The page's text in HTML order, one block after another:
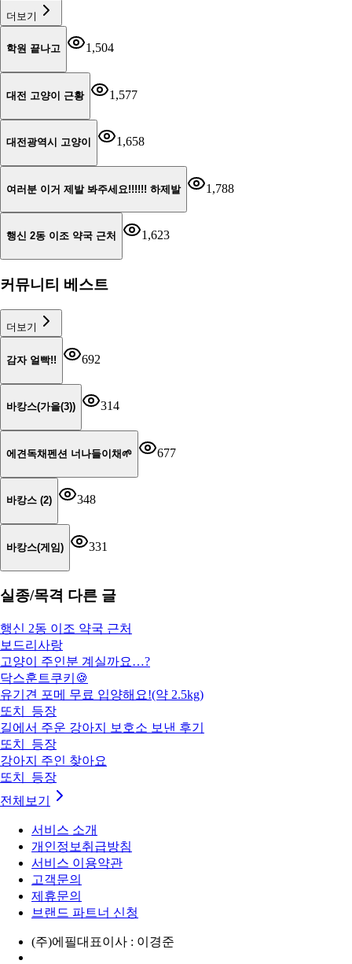
더보기
학원 끝나고 1,504
대전 고양이 근황 1,577
대전광역시 고양이 1,658
여러분 이거 제발 봐주세요!!!!!! 하제발 1,788
행신 2동 이조 약국 근처 1,623
커뮤니티 베스트
더보기
감자 얼빡!! 692
바캉스(가을(3)) 314
에견독채펜션 너나들이채🌱 677
바캉스 (2) 348
바캉스(게임) 331
실종/목격 다른 글
행신 2동 이조 약국 근처
보드리사랑
고양이 주인분 계실까요…?
닥스훈트쿠키🍪
유기견 포메 무료 입양해요!(약 2.5kg)
또치_등장
길에서 주운 강아지 보호소 보낸 후기
또치_등장
강아지 주인 찾아요
또치_등장
전체보기
서비스 소개
개인정보취급방침
서비스 이용약관
고객문의
제휴문의
브랜드 파트너 신청
(주)에필대표이사 : 이경준